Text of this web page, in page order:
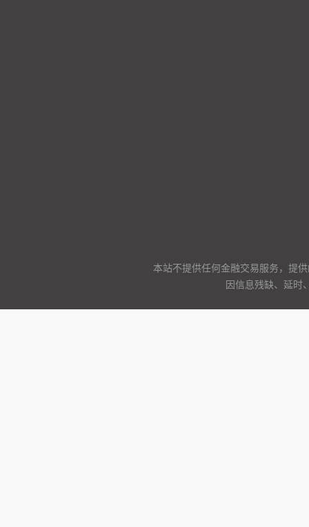
本站不提供任何金融交易服务，提
因信息残缺、延时